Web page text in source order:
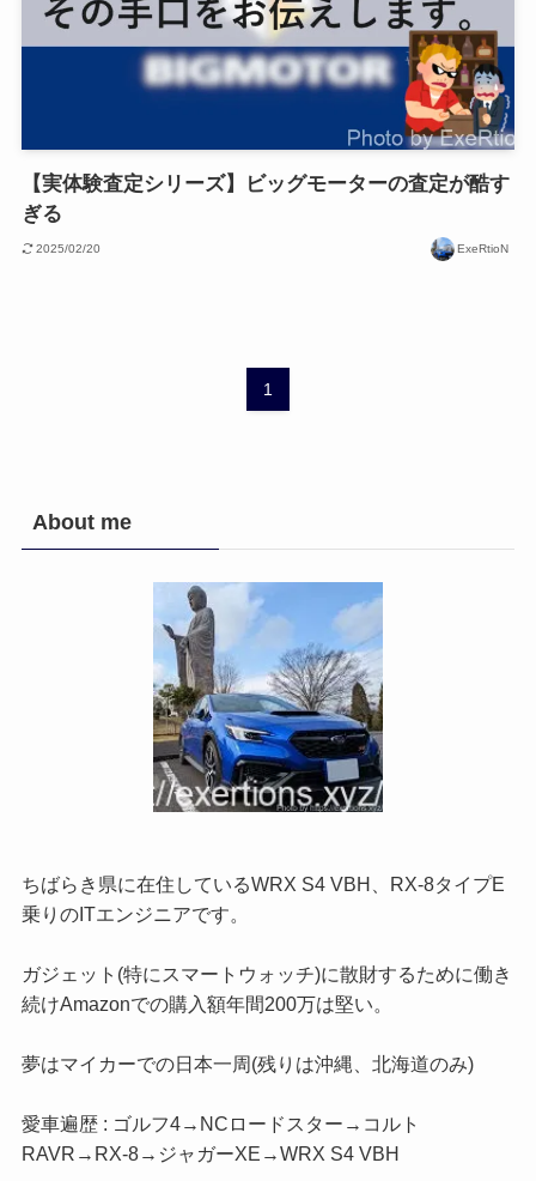
【実体験査定シリーズ】ビッグモーターの査定が酷す
ぎる
2025/02/20 ExeRtioN
1
About me
ちばらき県に在住しているWRX S4 VBH、RX-8タイプE
乗りのITエンジニアです。
ガジェット(特にスマートウォッチ)に散財するために働き
続けAmazonでの購入額年間200万は堅い。
夢はマイカーでの日本一周(残りは沖縄、北海道のみ)
愛車遍歴 : ゴルフ4→NCロードスター→コルト
RAVR→RX-8→ジャガーXE→WRX S4 VBH